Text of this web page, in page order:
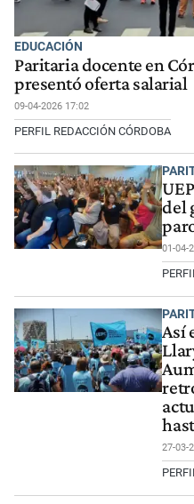
EDUCACIÓN
Paritaria docente en
presentó oferta salarial
09-04-2026 17:02
PERFIL REDACCIÓN CÓRDOBA
del
01-04-
Así
27-03-